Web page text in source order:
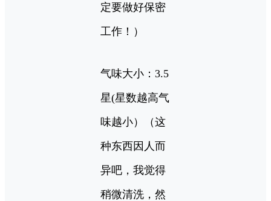
定要做好保密
工作！）
气味大小：3.5
星(星数越高气
味越小）（这
种东西因人而
异吧，我觉得
稍微清洗，然